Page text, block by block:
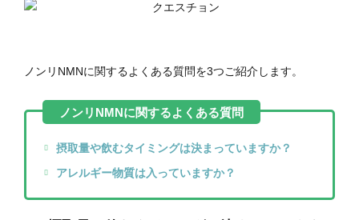
ノンリNMNに関するよくある質問を3つご紹介します。
摂取量や飲むタイミングは決まっていますか？
アレルギー物質は入っていますか？